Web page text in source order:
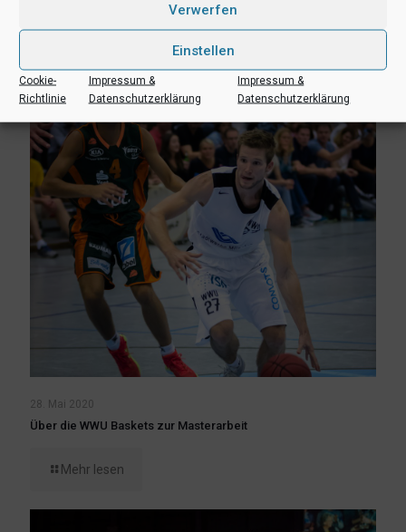
Verwerfen
Einstellen
Cookie-
Richtlinie
Impressum &
Datenschutzerklärung
Impressum &
Datenschutzerklärung
Hochschul-Basketballer sind Deutscher Hochschul-
Vizemeister
Mehr lesen
28. Mai 2020
Über die WWU Baskets zur Masterarbeit
Mehr lesen